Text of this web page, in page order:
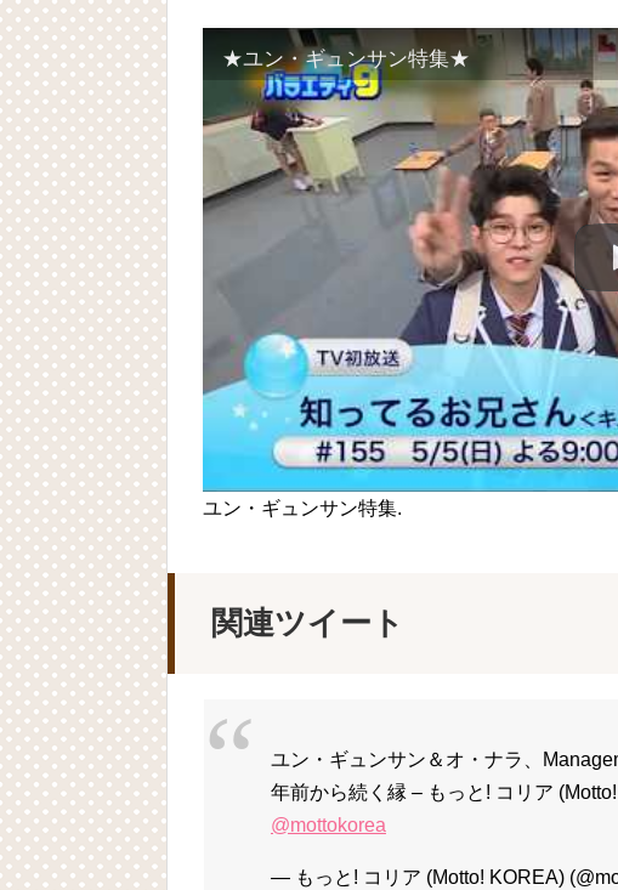
★ユン・ギュンサン特集★
ユン・ギュンサン特集.
関連ツイート
ユン・ギュンサン＆オ・ナラ、
年前から続く縁 – もっと! コリア
@mottokorea
— もっと! コリア (Motto! KOREA)